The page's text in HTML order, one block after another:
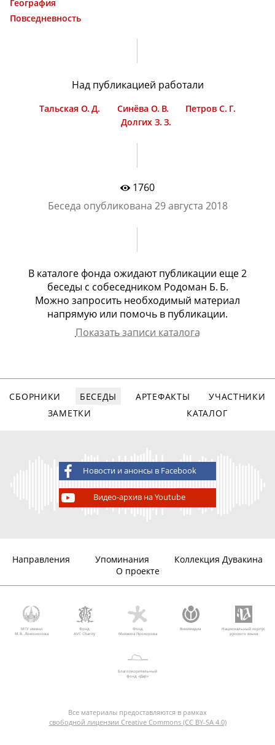
География
Повседневность
Над публикацией работали
Тальская О. Д. Синёва О. В.
Петров С. Г.
Долгих З. З.
1760
Беседа опубликована 29 августа 2018
В каталоге фонда ожидают публикации еще2
беседы с собеседником Родоман Б. Б.
Можно запросить необходимый материал
напрямую или помочь в публикации.
Родоман Борис
Борисович
2392 09.07.2020
видео, 60
Показать записи каталога
СБОРНИКИ БЕСЕДЫ АРТЕФАКТЫ
УЧАСТНИКИ
ЗАМЕТКИ
КАТАЛОГ
Новости и анонсы в Facebook
Видео-архив на Youtube
Направления Упоминания
Коллекция Дувакина
О проекте
МГУ имени
М.В. Ломоносова
Фонд
AVC Charity
Фонд
Михаила Прохорова
Викимедиа
Национальный корпус
русского языка
Благотворительный
фонд «Дар»
Все материалы предоставляются в рамках
свободной лицензии Creative Commons (CC BY-SA 4.0)